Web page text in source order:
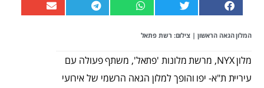
המלון הגאה הראשון | צילום: רשת פתאל
מלון NYX, מרשת מלונות 'פתאל', משתף פעולה עם
עיריית ת"א- יפו והופך למלון הגאה הרשמי של אירועי